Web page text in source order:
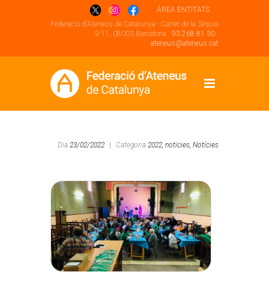
ÁREA ENTITATS
Federació d'Ateneus de Catalunya - Carrer de la Sèquia
9-11, 08003 Barcelona . 93 268 81 30 .
ateneus@ateneus.cat
Dia 23/02/2022 Categoria 2022, noticies, Notícies